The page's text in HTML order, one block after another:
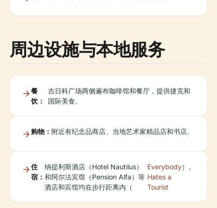
周边设施与本地服务
餐
饮：
吉日科广场两侧遍布咖啡馆和餐厅，提供捷克和
国际美食。
购物： 附近有纪念品商店、当地艺术家精品店和书店。
住
宿：
纳提利斯酒店（Hotel Nautilus）
和阿尔法宾馆（Pension Alfa）等
酒店和宾馆均在步行距离内（
Everybody
Hates a
Tourist
）。